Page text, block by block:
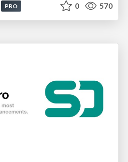
PRO 0 570